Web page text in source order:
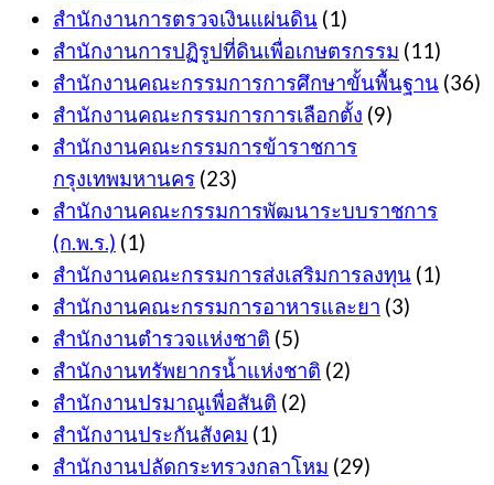
สำนักงานการตรวจเงินแผ่นดิน (1)
สำนักงานการปฏิรูปที่ดินเพื่อเกษตรกรรม (11)
สำนักงานคณะกรรมการการศึกษาขั้นพื้นฐาน (36)
สำนักงานคณะกรรมการการเลือกตั้ง (9)
สำนักงานคณะกรรมการข้าราชการ
กรุงเทพมหานคร (23)
สำนักงานคณะกรรมการพัฒนาระบบราชการ
(ก.พ.ร.) (1)
สำนักงานคณะกรรมการส่งเสริมการลงทุน (1)
สำนักงานคณะกรรมการอาหารและยา (3)
สำนักงานตำรวจแห่งชาติ (5)
สำนักงานทรัพยากรน้ำแห่งชาติ (2)
สำนักงานปรมาณูเพื่อสันติ (2)
สำนักงานประกันสังคม (1)
สำนักงานปลัดกระทรวงกลาโหม (29)